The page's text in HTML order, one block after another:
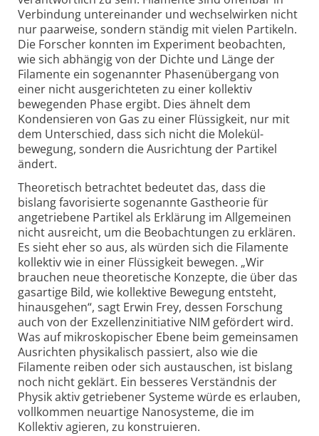
Verbindung untereinander und wechselwirken nicht
nur paarweise, sondern ständig mit vielen Partikeln.
Die Forscher konnten im Experiment beobachten,
wie sich abhängig von der Dichte und Länge der
Filamente ein sogenannter Phasen­übergang von
einer nicht ausgerichteten zu einer kollektiv
bewegenden Phase ergibt. Dies ähnelt dem
Kondensieren von Gas zu einer Flüssigkeit, nur mit
dem Unterschied, dass sich nicht die Molekül­
bewegung, sondern die Ausrichtung der Partikel
ändert.
Theoretisch betrachtet bedeutet das, dass die
bislang favorisierte sogenannte Gastheorie für
angetriebene Partikel als Erklärung im Allgemeinen
nicht ausreicht, um die Beobachtungen zu erklären.
Es sieht eher so aus, als würden sich die Filamente
kollektiv wie in einer Flüssigkeit bewegen. „Wir
brauchen neue theoretische Konzepte, die über das
gasartige Bild, wie kollektive Bewegung entsteht,
hinausgehen“, sagt Erwin Frey, dessen Forschung
auch von der Exzellenz­initiative NIM gefördert wird.
Was auf mikroskopischer Ebene beim gemeinsamen
Ausrichten physikalisch passiert, also wie die
Filamente reiben oder sich austauschen, ist bislang
noch nicht geklärt. Ein besseres Verständnis der
Physik aktiv getriebener Systeme würde es erlauben,
vollkommen neuartige Nanosysteme, die im
Kollektiv agieren, zu konstruieren.